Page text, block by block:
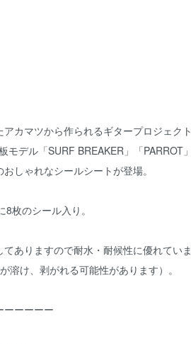
カマツから作られるギタープロジェクト
モデル「SURF BREAKER」「PARROT」
おしゃれなシールシートが登場。
枚のシール入り。
ありますので耐水・耐候性に優れていま
溶け、剥がれる可能性があります）。
ーーーーー